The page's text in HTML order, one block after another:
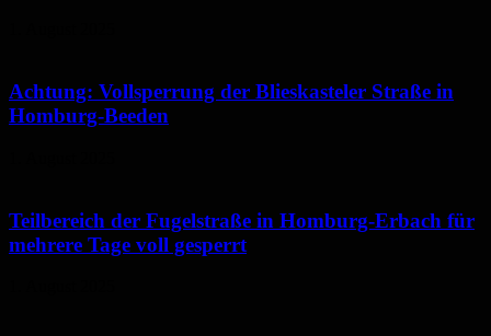
Achtung: Vollsperrung der Blieskasteler Straße in
Homburg-Beeden
Teilbereich der Fugelstraße in Homburg-Erbach für
mehrere Tage voll gesperrt